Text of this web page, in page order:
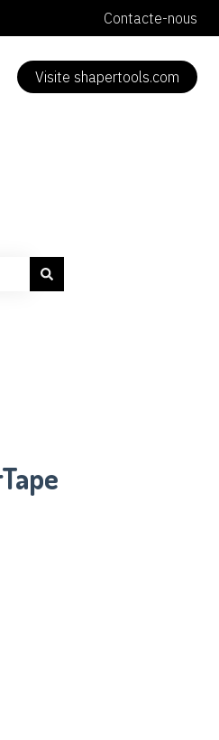
Contacte-nous
Visite shapertools.com